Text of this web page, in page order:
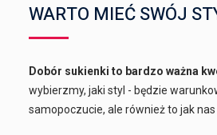
WARTO MIEĆ SWÓJ
Dobór sukienki to bardzo ważna
wybierzmy, jaki styl - będzie
samopoczucie, ale również to jak nas